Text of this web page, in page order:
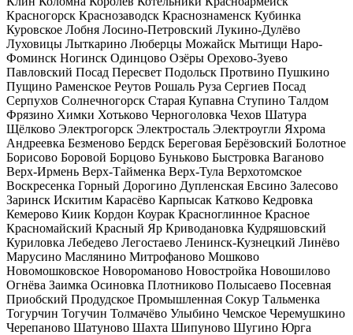
Красногорск Краснозаводск Краснознаменск Кубинка
Куровское Лобня Лосино-Петровский Лукино-Дулёво
Луховицы Лыткарино Люберцы Можайск Мытищи Наро-
Фоминск Ногинск Одинцово Озёры Орехово-Зуево
Павловский Посад Пересвет Подольск Протвино Пушкино
Пущино Раменское Реутов Рошаль Руза Сергиев Посад
Серпухов Солнечногорск Старая Купавна Ступино Талдом
Фрязино Химки Хотьково Черноголовка Чехов Шатура
Щёлково Электрогорск Электросталь Электроугли Яхрома
Андреевка Безменово Бердск Береговая Берёзовский Болотное
Борисово Боровой Борцово Буньково Быстровка Ваганово
Верх-Ирмень Верх-Тайменка Верх-Тула Верхотомское
Воскресенка Горный Дорогино Дупленская Евсино Залесово
Заринск Искитим Карасёво Карпысак Катково Кедровка
Кемерово Киик Кордон Коурак Красноглинное Красное
Красномайский Красный Яр Криводановка Кудряшовский
Куриловка Лебедево Легостаево Ленинск-Кузнецкий Линёво
Марусино Маслянино Митрофаново Мошково
Новомошковское Новороманово Новостройка Новошилово
Огнёва Заимка Осиновка Плотниково Полысаево Посевная
Приобский Продудское Промышленная Сокур Тальменка
Тогурчин Тогучин Толмачёво Улыбино Чемское Черемушкино
Черепаново Шатуново Шахта Шипуново Шугино Юрга